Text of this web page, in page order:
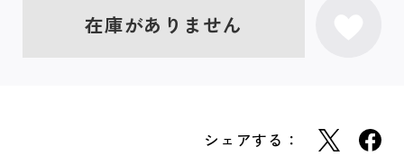
在庫がありません
シェアする：